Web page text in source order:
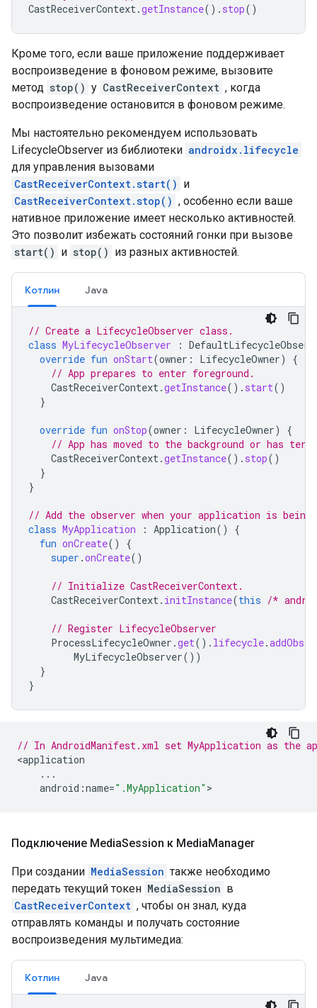
CastReceiverContext.getInstance(). stop()
Кроме того, если ваше приложение поддерживает
воспроизведение в фоновом режиме, вызовите
метод stop() у CastReceiverContext , когда
воспроизведение остановится в фоновом режиме.
Мы настоятельно рекомендуем использовать
LifecycleObserver из библиотеки androidx.lifecycle
для управления вызовами
CastReceiverContext.start() и
CastReceiverContext.stop() , особенно если ваше
нативное приложение имеет несколько активностей.
Это позволит избежать состояний гонки при вызове
start() и stop() из разных активностей.
Котлин Java
// Create a LifecycleObserver class.
class MyLifecycleObserver :
override fun onStart(owner : LifecycleOwner)
{
// App prepares to enter foreground.
CastReceiverContext.getInstance(). start()
}
override fun onStop(owner : LifecycleOwner)
{
// App has moved to the background or has
CastReceiverContext.getInstance(). stop()
}
}
// Add the observer when your application is being
class MyApplication : Application()
{
fun onCreate()
{
super .onCreate()
// Initialize CastReceiverContext.
CastReceiverContext. initInstance(this /*
// Register LifecycleObserver
ProcessLifecycleOwner .get(). lifecycle.
MyLifecycleObserver())
}
}
// In AndroidManifest.xml set MyApplication as the
<application
...
android :name=".MyApplication"
Подключение MediaSession к MediaManager
При создании MediaSession также необходимо
передать текущий токен MediaSession в
CastReceiverContext , чтобы он знал, куда
отправлять команды и получать состояние
воспроизведения мультимедиа:
Котлин Java